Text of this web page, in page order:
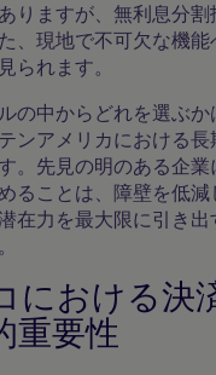
りますが、無利息分割
、現地で不可欠な機
られます。
の中からどれを選ぶ
ンアメリカにおける長
。先見の明のある企
ることは、障壁を低減
在力を最大限に引き
における決
重要性